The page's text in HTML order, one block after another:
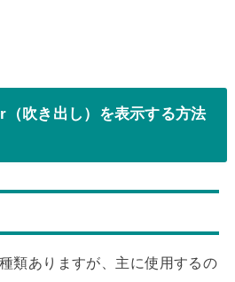
（吹き出し）を表示する方法
類ありますが、主に使用するの